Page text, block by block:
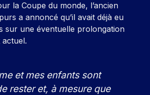
la Coupe du monde, l’ancien
a annoncé qu’il avait déjà eu
sur une éventuelle prolongation
et mes enfants sont
rester et, à mesure que